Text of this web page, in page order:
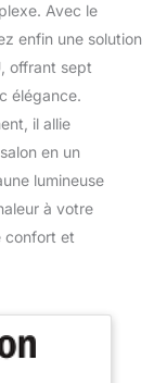
Avec le
enfin une solution
offrant sept
élégance.
il allie
en un
lumineuse
à votre
confort et